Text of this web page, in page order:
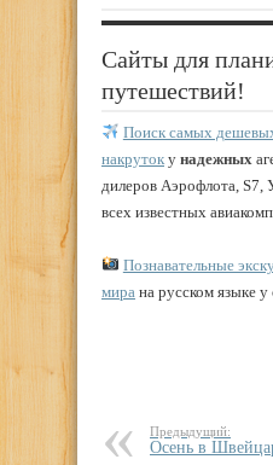
Сайты для
путешествий!
Поиск самых
накруток у надежных
дилеров Аэрофлота, S7,
всех известных
Познавательные
мира на русском языке
Предыдущий:
Осень в